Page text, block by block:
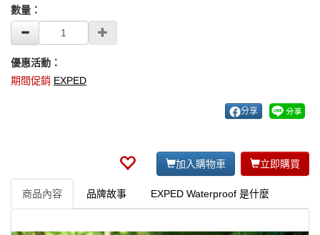
數量：
優惠活動：
期間促銷 EXPED
分享
加入購物車 立即購買
商品內容 品牌故事 EXPED Waterproof 是什麼